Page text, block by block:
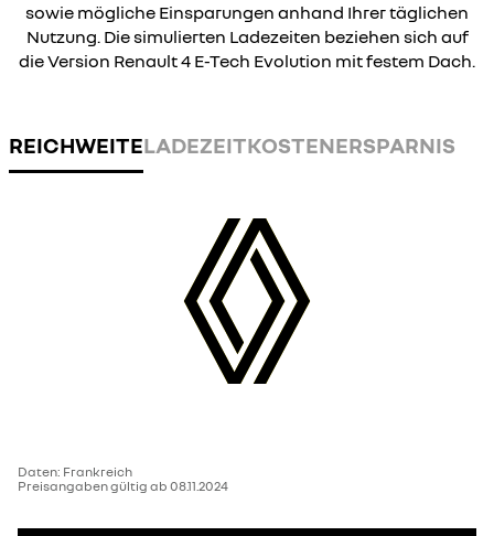
sowie mögliche Einsparungen anhand Ihrer täglichen
Nutzung. Die simulierten Ladezeiten beziehen sich auf
die Version Renault 4 E-Tech Evolution mit festem Dach.
REICHWEITELADEZEITKOSTENERSPARNIS
Daten: Frankreich
Preisangaben gültig ab 08.11.2024